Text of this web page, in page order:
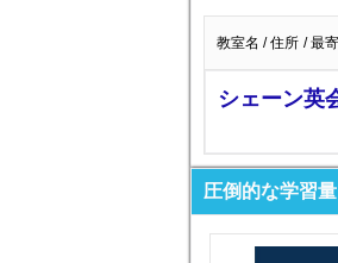
教室名 / 住所 / 最
シェーン英
圧倒的な学習